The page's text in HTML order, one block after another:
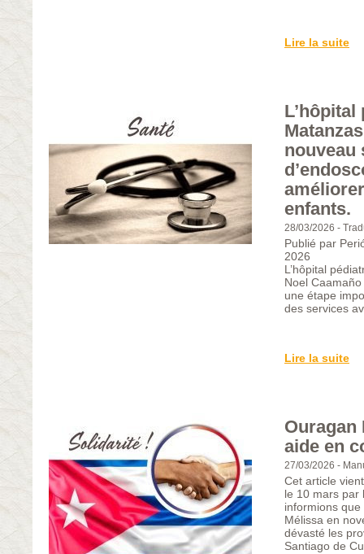
Lire la suite
nouveau
enfants.
28/03/2026 -
Publié par
2026
L’hôpital
Noel
une étape
des services
Lire la suite
Ouragan
aide en
27/03/2026 -
Cet article
le 10 mars par
informions que
Mélissa en
dévasté les
Santiago de